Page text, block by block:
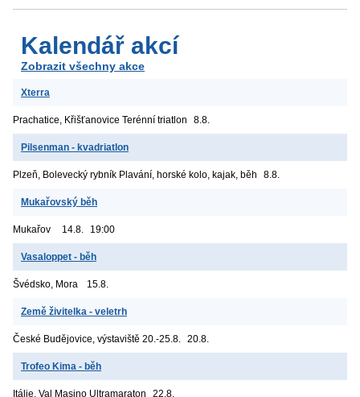
Kalendář akcí
Zobrazit všechny akce
Xterra
Prachatice, Křišťanovice Terénní triatlon 8.8.
Pilsenman - kvadriatlon
Plzeň, Bolevecký rybník Plavání, horské kolo, kajak, běh 8.8.
Mukařovský běh
Mukařov 14.8. 19:00
Vasaloppet - běh
Švédsko, Mora 15.8.
Země živitelka - veletrh
České Budějovice, výstaviště 20.-25.8. 20.8.
Trofeo Kima - běh
Itálie, Val Masino Ultramaraton 22.8.